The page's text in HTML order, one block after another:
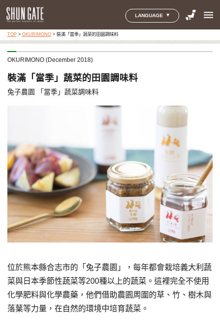
LANGUAGE menu
TOP> OKURIMONO> 裝滿「當季」蔬菜的田園調味料
OKURIMONO (December 2018)
裝滿「當季」蔬菜的田園調味料
兔子農園 「當季」蔬菜調味料
位於熊本縣合志市的「兔子農園」，每年都會栽培義大利蔬
菜與日本季節性蔬菜等200種以上的蔬菜。這裡完全不使用
化學肥料與化學農藥，他們借助農園周圍的草、竹、樹木與
落葉等力量，在自然的環境中培育蔬菜。